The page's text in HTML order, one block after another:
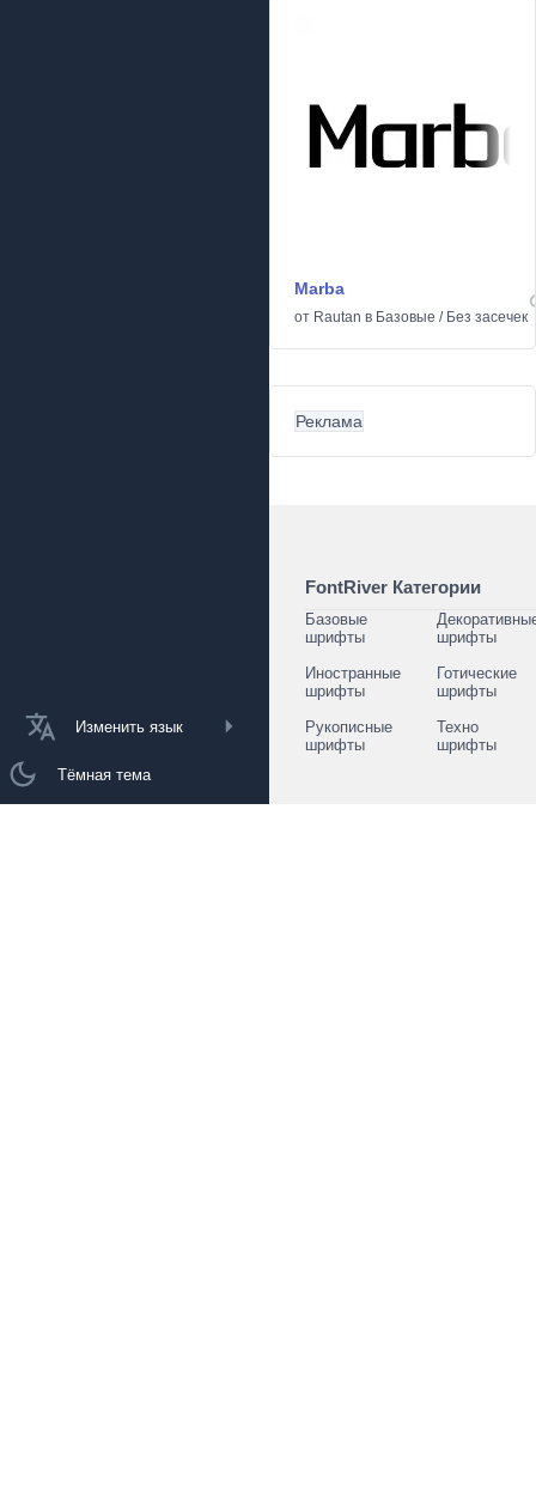
Изменить язык
Тёмная тема
Marba
от Rautan в Базовые / Без засечек
Реклама
FontRiver Категории
Базовые
шрифты
шрифты
Иностранные
шрифты
Готические
шрифты
Рукописные
шрифты
Техно
шрифты